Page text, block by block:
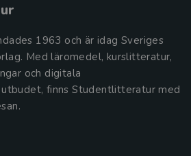
1963 och är idag Sveriges
Med läromedel, kurslitteratur,
och digitala
finns Studentlitteratur med